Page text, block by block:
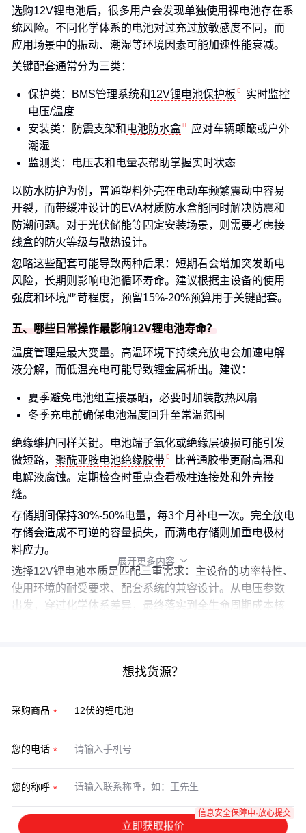
选购12V锂电池后，很多用户会发现单独使用裸电池存在系
统风险。不同化学体系的电池对过充过放敏感度不同，而
应用场景中的振动、潮湿等环境因素可能加速性能衰减。
关键配套通常分为三类：
保护类：BMS管理系统和12V锂电池保护板
实时监控
电压/温度
安装类：防震支架和 电池防水盒
应对车辆颠簸或户外
潮湿
监测类：电压表和电量表帮助掌握实时状态
以防水防护为例，普通塑料外壳在电动车频繁震动中容易
开裂，而带缓冲设计的EVA材质防水盒能同时解决防震和
防潮问题。对于光伏储能等固定安装场景，则需要考虑接
线盒的防火等级与散热设计。
忽略这些配套可能导致两种后果：短期看会增加突发断电
风险，长期则影响电池循环寿命。建议根据主设备的使用
强度和环境严苛程度，预留15%-20%预算用于关键配套。
五、哪些日常操作最影响12V锂电池寿命？
温度管理是最大变量。高温环境下持续充放电会加速电解
液分解，而低温充电可能导致锂金属析出。建议：
夏季避免电池组直接暴晒，必要时加装散热风扇
冬季充电前确保电池温度回升至常温范围
绝缘维护同样关键。电池端子氧化或绝缘层破损可能引发
微短路， 聚酰亚胺电池绝缘胶带
比普通胶带更耐高温和
电解液腐蚀。定期检查时重点查看极柱连接处和外壳接
缝。
存储期间保持30%-50%电量，每3个月补电一次。完全放电
存储会造成不可逆的容量损失，而满电存储则加重电极材
料应力。
选择12V锂电池本质是匹配三重需求：主设备的功率特性、
使用环境的耐受要求、配套系统的兼容设计。从电压参数
出发，穿过化学体系差异，最终落实到全生命周期成本核
展开更多内容 
想找货源？
采购商品
您的电话
您的称呼
立即获取报价
信息安全保障中·放心提交